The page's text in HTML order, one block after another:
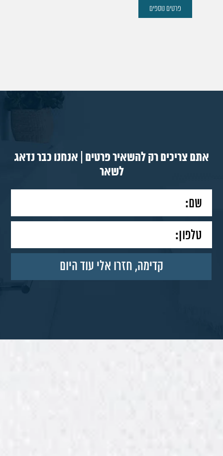
פרטים נוספים
אתם צריכים רק להשאיר פרטים | אנחנו כבר נדאג
לשאר